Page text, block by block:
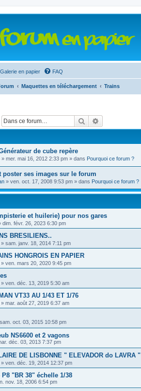
en papier FAQ
Maquettes en téléchargement Trains
Rechercher
de cube repère
» mer. mai 16, 2012 2:33 pm » dans Pourquoi ce forum ?
poster ses images sur le forum
» ven. oct. 17, 2008 9:53 pm » dans Pourquoi ce forum ?
et huilerie) pour nos gares
dim. févr. 26, 2023 6:30 pm
BRESILIENS..
» sam. janv. 18, 2014 7:11 pm
HONGROIS EN PAPIER
» ven. mars 20, 2020 9:45 pm
» ven. déc. 13, 2019 5:30 am
VT33 AU 1/43 ET 1/76
» mar. août 27, 2019 6:37 am
sam. oct. 03, 2015 10:58 pm
NS6600 et 2 vagons
déc. 03, 2013 7:37 pm
DE LISBONNE " ELEVADOR do LAVRA "
» ven. déc. 19, 2014 12:37 pm
"BR 38" échelle 1/38
nov. 18, 2006 6:54 pm